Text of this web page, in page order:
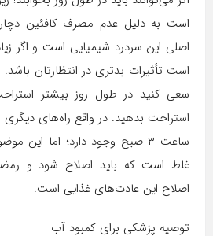
است به دلیل عدم مصرف کافئین دچار
اصلی این سردرد شیمیایی است و اگر
است تأثیرات بدتری در انتظارتان باشد.
سعی کنید در طول روز بیشتر
استراحت بدهید. در واقع راه‌های
ساعت ۳ صبح وجود دارد؛ اما
غلط است که باید اصلاح شود و
اصلاح این عادت‌های غذایی است.
توصیه پزشکی برای کمبود آب